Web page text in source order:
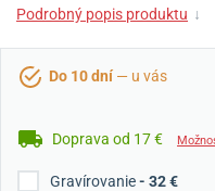
Podrobný popis produktu ↓
Do 10 dní — u vás
Doprava od 17 €
Gravírovanie- 32 €